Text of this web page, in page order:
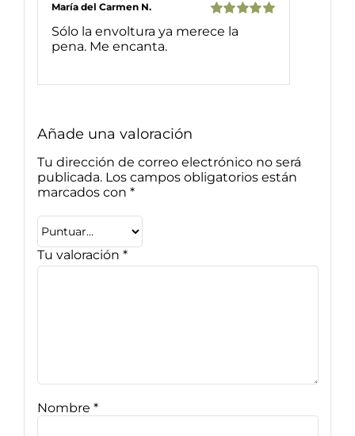
Valorado
con 5de 5
María del Carmen N.
Sólo la envoltura ya merece la
pena. Me encanta.
Añade una valoración
Tu dirección de correo electrónico no será
publicada. Los campos obligatorios están
marcados con *
Tu valoración *
Nombre *